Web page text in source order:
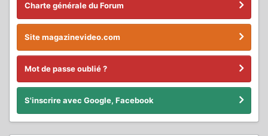
Charte générale du Forum
Site magazinevideo.com
Mot de passe oublié ?
S'inscrire avec Google, Facebook